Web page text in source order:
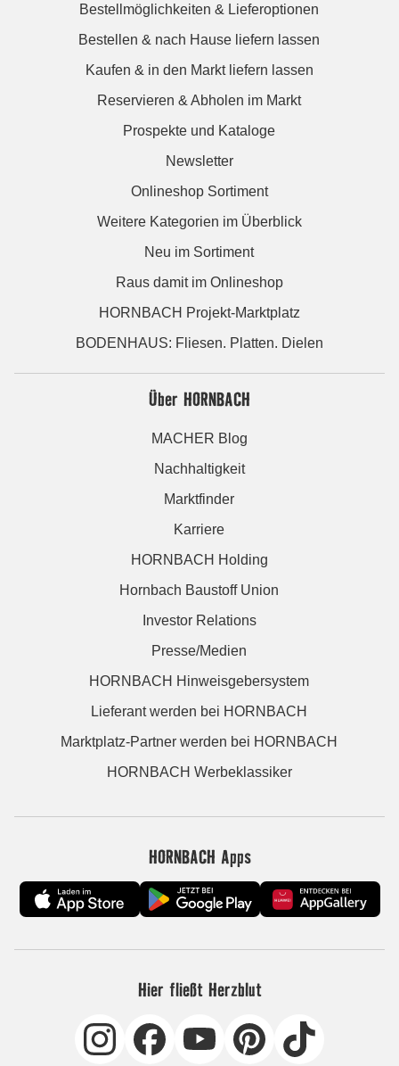
Bestellmöglichkeiten & Lieferoptionen
Bestellen & nach Hause liefern lassen
Kaufen & in den Markt liefern lassen
Reservieren & Abholen im Markt
Prospekte und Kataloge
Newsletter
Onlineshop Sortiment
Weitere Kategorien im Überblick
Neu im Sortiment
Raus damit im Onlineshop
HORNBACH Projekt-Marktplatz
BODENHAUS: Fliesen. Platten. Dielen
Über HORNBACH
MACHER Blog
Nachhaltigkeit
Marktfinder
Karriere
HORNBACH Holding
Hornbach Baustoff Union
Investor Relations
Presse/Medien
HORNBACH Hinweisgebersystem
Lieferant werden bei HORNBACH
Marktplatz-Partner werden bei HORNBACH
HORNBACH Werbeklassiker
HORNBACH Apps
Hier fließt Herzblut